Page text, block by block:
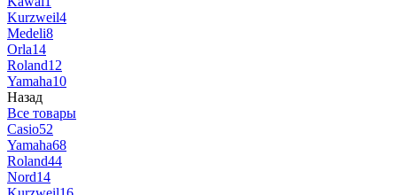
Kurzweil4
Medeli8
Orla14
Roland12
Yamaha10
Назад
Все товары
Casio52
Yamaha68
Roland44
Nord14